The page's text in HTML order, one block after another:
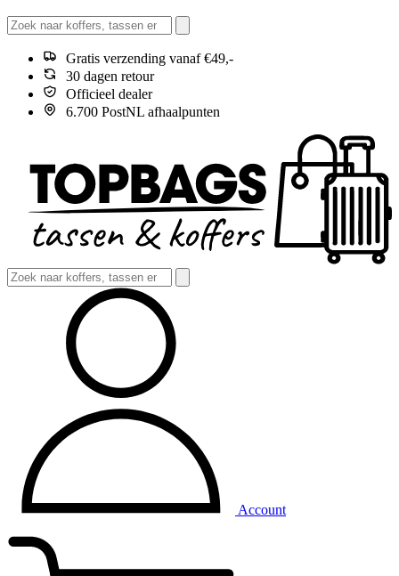
Gratis verzending vanaf €49,-
30 dagen retour
Officieel dealer
6.700 PostNL afhaalpunten
Account